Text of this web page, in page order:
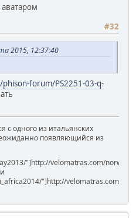
#32
2015, 12:37:40
forum/PS2251-03-q-
с одного из итальянских
появляющийся из
"]http://velomatras.com/
"]http://velomatras.com/